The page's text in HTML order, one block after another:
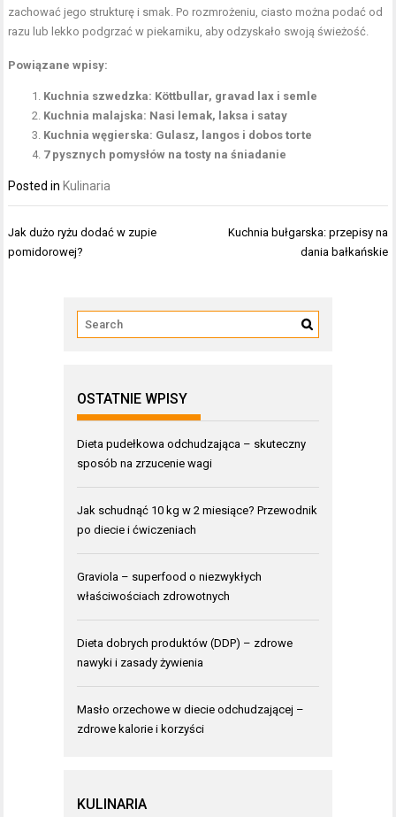
zachować jego strukturę i smak. Po rozmrożeniu, ciasto można podać od
razu lub lekko podgrzać w piekarniku, aby odzyskało swoją świeżość.
Powiązane wpisy:
Kuchnia szwedzka: Köttbullar, gravad lax i semle
Kuchnia malajska: Nasi lemak, laksa i satay
Kuchnia węgierska: Gulasz, langos i dobos torte
7 pysznych pomysłów na tosty na śniadanie
Posted in Kulinaria
Nawigacja
wpisu
Jak dużo ryżu dodać w zupie
pomidorowej?
Kuchnia bułgarska: przepisy na
dania bałkańskie
OSTATNIE WPISY
Dieta pudełkowa odchudzająca – skuteczny
sposób na zrzucenie wagi
Jak schudnąć 10 kg w 2 miesiące? Przewodnik
po diecie i ćwiczeniach
Graviola – superfood o niezwykłych
właściwościach zdrowotnych
Dieta dobrych produktów (DDP) – zdrowe
nawyki i zasady żywienia
Masło orzechowe w diecie odchudzającej –
zdrowe kalorie i korzyści
KULINARIA